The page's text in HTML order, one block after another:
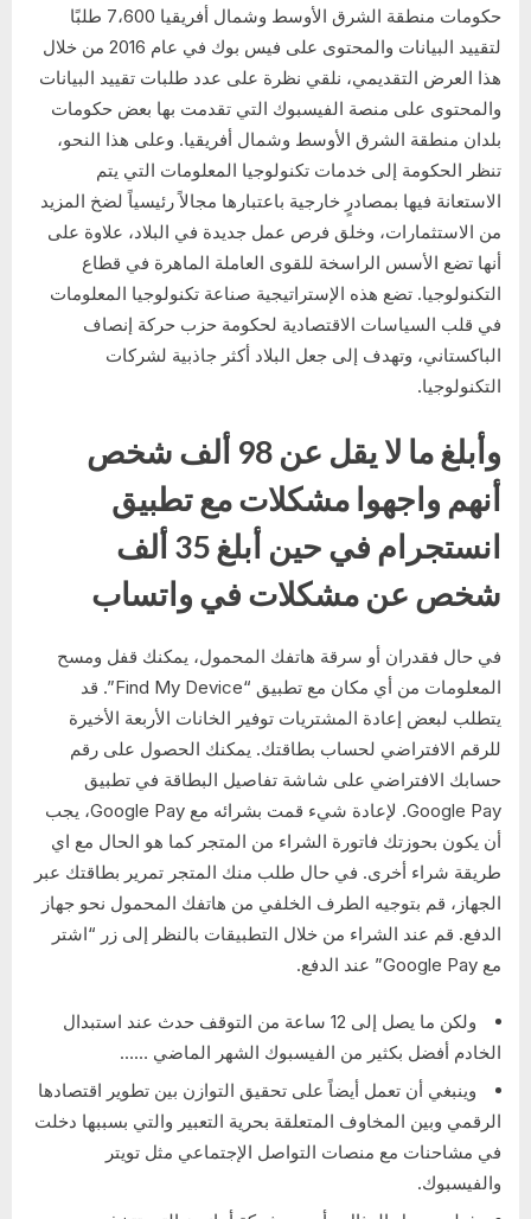
حكومات منطقة الشرق الأوسط وشمال أفريقيا 7،600 طلبًا
لتقييد البيانات والمحتوى على فيس بوك في عام 2016 من خلال
هذا العرض التقديمي، نلقي نظرة على عدد طلبات تقييد البيانات
والمحتوى على منصة الفيسبوك التي تقدمت بها بعض حكومات
بلدان منطقة الشرق الأوسط وشمال أفريقيا. وعلى هذا النحو،
تنظر الحكومة إلى خدمات تكنولوجيا المعلومات التي يتم
الاستعانة فيها بمصادرٍ خارجية باعتبارها مجالاً رئيسياً لضخ المزيد
من الاستثمارات، وخلق فرص عمل جديدة في البلاد، علاوة على
أنها تضع الأسس الراسخة للقوى العاملة الماهرة في قطاع
التكنولوجيا. تضع هذه الإستراتيجية صناعة تكنولوجيا المعلومات
في قلب السياسات الاقتصادية لحكومة حزب حركة إنصاف
الباكستاني، وتهدف إلى جعل البلاد أكثر جاذبية لشركات
التكنولوجيا.
وأبلغ ما لا يقل عن 98 ألف شخص
أنهم واجهوا مشكلات مع تطبيق
انستجرام في حين أبلغ 35 ألف
شخص عن مشكلات في واتساب
في حال فقدران أو سرقة هاتفك المحمول، يمكنك قفل ومسح
المعلومات من أي مكان مع تطبيق “Find My Device”. قد
يتطلب لبعض إعادة المشتريات توفير الخانات الأربعة الأخيرة
للرقم الافتراضي لحساب بطاقتك. يمكنك الحصول على رقم
حسابك الافتراضي على شاشة تفاصيل البطاقة في تطبيق
Google Pay. لإعادة شيء قمت بشرائه مع Google Pay، يجب
أن يكون بحوزتك فاتورة الشراء من المتجر كما هو الحال مع اي
طريقة شراء أخرى. في حال طلب منك المتجر تمرير بطاقتك عبر
الجهاز، قم بتوجيه الطرف الخلفي من هاتفك المحمول نحو جهاز
الدفع. قم عند الشراء من خلال التطبيقات بالنظر إلى زر “اشتر
مع Google Pay” عند الدفع.
ولكن ما يصل إلى 12 ساعة من التوقف حدث عند استبدال
الخادم أفضل بكثير من الفيسبوك الشهر الماضي ……
وينبغي أن تعمل أيضاً على تحقيق التوازن بين تطوير اقتصادها
الرقمي وبين المخاوف المتعلقة بحرية التعبير والتي بسببها دخلت
في مشاحنات مع منصات التواصل الإجتماعي مثل تويتر
والفيسبوك.